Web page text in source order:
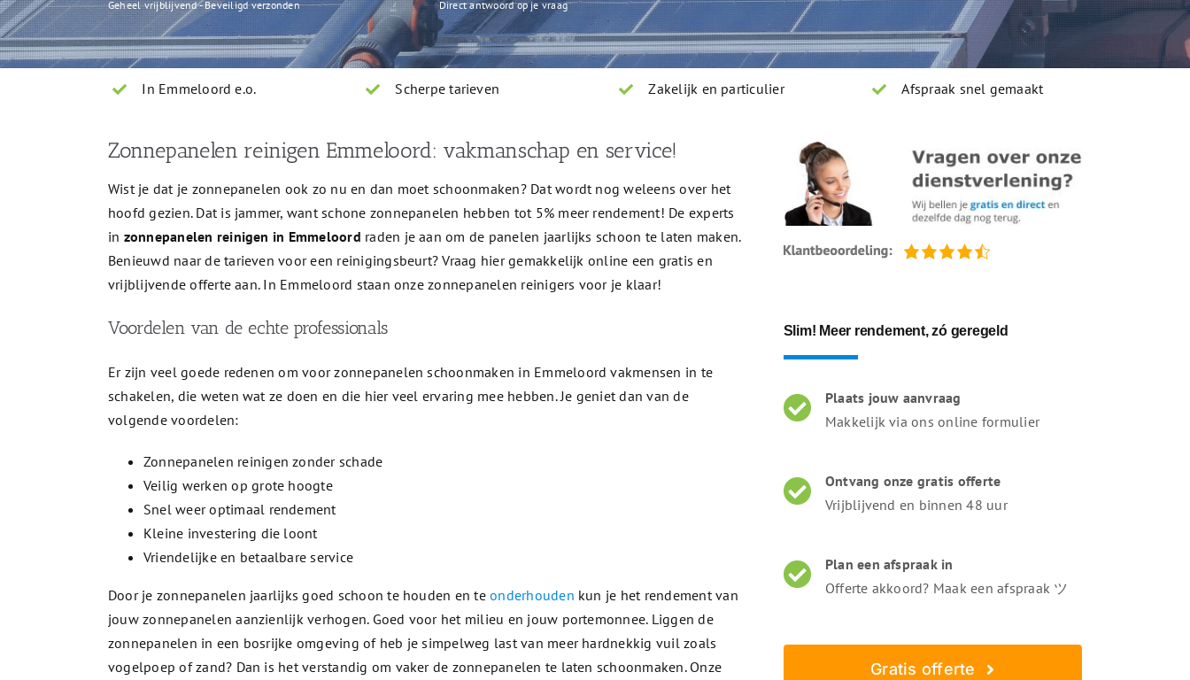
Geheel vrijblijvend - Beveiligd verzonden Direct antwoord op je vraag
In Emmeloord e.o. Scherpe tarieven Zakelijk en particulier Afspraak snel gemaakt
Zonnepanelen reinigen Emmeloord: vakmanschap en service!
Wist je dat je zonnepanelen ook zo nu en dan moet schoonmaken? Dat wordt nog weleens over het
hoofd gezien. Dat is jammer, want schone zonnepanelen hebben tot 5% meer rendement! De experts
in zonnepanelen reinigen in Emmeloord raden je aan om de panelen jaarlijks schoon te laten maken.
Benieuwd naar de tarieven voor een reinigingsbeurt? Vraag hier gemakkelijk online een gratis en
vrijblijvende offerte aan. In Emmeloord staan onze zonnepanelen reinigers voor je klaar!
Voordelen van de echte professionals
Er zijn veel goede redenen om voor zonnepanelen schoonmaken in Emmeloord vakmensen in te
schakelen, die weten wat ze doen en die hier veel ervaring mee hebben. Je geniet dan van de
volgende voordelen:
Zonnepanelen reinigen zonder schade
Veilig werken op grote hoogte
Snel weer optimaal rendement
Kleine investering die loont
Vriendelijke en betaalbare service
Door je zonnepanelen jaarlijks goed schoon te houden en teonderhouden kun je het rendement van
jouw zonnepanelen aanzienlijk verhogen. Goed voor het milieu en jouw portemonnee. Liggen de
zonnepanelen in een bosrijke omgeving of heb je simpelweg last van meer hardnekkig vuil zoals
vogelpoep of zand? Dan is het verstandig om vaker de zonnepanelen te laten schoonmaken. Onze
Slim! Meer rendement, zó geregeld
Plaats jouw aanvraag
Makkelijk via ons online formulier
Ontvang onze gratis offerte
Vrijblijvend en binnen 48 uur
Plan een afspraak in
Offerte akkoord? Maak een afspraak ツ
Gratis offerte